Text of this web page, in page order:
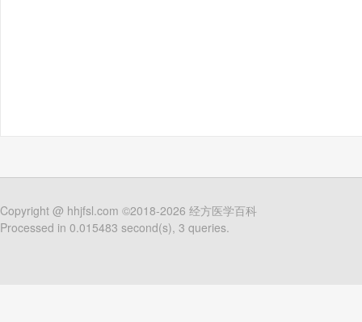
Copyright @ hhjfsl.com ©2018-2026 经方医学百科
Processed in 0.015483 second(s), 3 queries.